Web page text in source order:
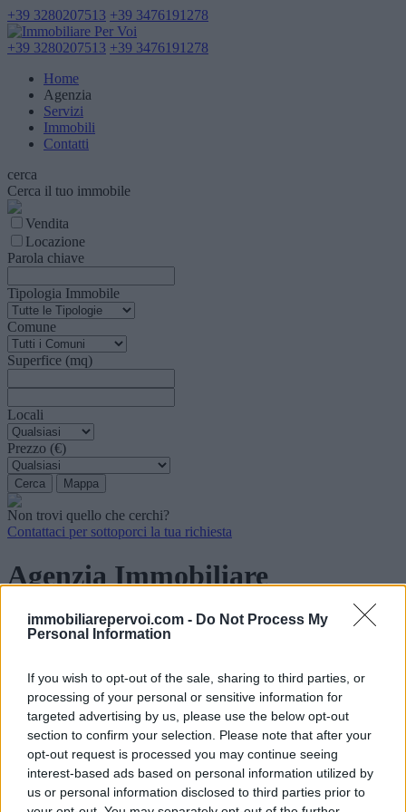
immobiliarepervoi.com - Do Not Process My
Personal Information
If you wish to opt-out of the sale, sharing to third parties, or
processing of your personal or sensitive information for
targeted advertising by us, please use the below opt-out
section to confirm your selection. Please note that after your
opt-out request is processed you may continue seeing
interest-based ads based on personal information utilized by
us or personal information disclosed to third parties prior to
+39 3280207513 +39 3476191278
+39 3280207513 +39 3476191278
Home
Agenzia
Servizi
Immobili
Contatti
cerca
Cerca il tuo immobile
Vendita
Locazione
Parola chiave
Tipologia Immobile
Comune
Superfice (mq)
Locali
Prezzo (€)
Non trovi quello che cerchi?
Contattaci per sottoporci la tua richiesta
Agenzia Immobiliare
nelle fasi di vendita, acquisto o locazione di immobili ad uso
residenziale, commerciale e alberghiero.
PERVOI
instaura un rapporto di serenità e fiducia nei
confronti del Cliente, raccogliendo le sue specifiche esigenze e
fornendo un'adeguata assistenza dall'analisi dei suoi bisogni fino alla
scelta del prodotto ideale.